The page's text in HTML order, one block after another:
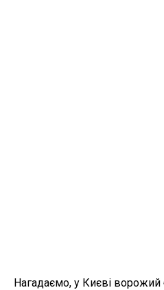
Нагадаємо, у Києві ворожий